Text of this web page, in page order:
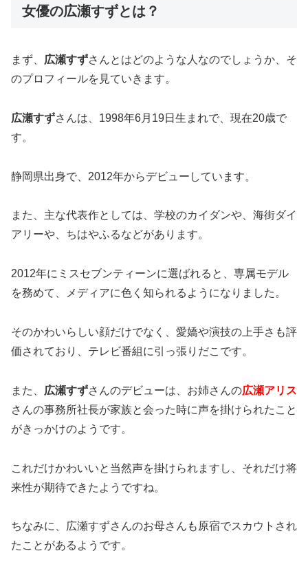
女優の広瀬すずとは？
まず、 広瀬すずさんとはどのような人なのでしょうか、そ
のプロフィールを見ていきます。
広瀬すずさんは、1998年6月19日生まれで、現在20歳で
す。
静岡県出身で、2012年からデビューしています。
また、主な代表作としては、学校のカイダンや、海街ダイ
アリーや、ちはやふるなどがあります。
2012年にミスセブンティーンに選ばれると、専属モデル
を務めて、メディアに色く知られるようになりました。
そのかわいらしい顔だけでなく、愛嬌や演技の上手さも評
価されており、テレビ番組に引っ張りだこです。
また、 広瀬すずさんのデビューは、お姉さんの広瀬アリス
さんの事務所社長が家族と会った時に声を掛けられたこと
がきっかけのようです。
これだけかわいいと当然声を掛けられますし、それだけ将
来性が期待できたようですね。
ちなみに、広瀬すずさんのお母さんも原宿でスカウトされ
たことがあるようです。